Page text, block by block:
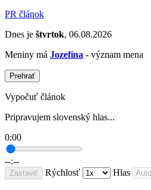
PR článok
Dnes je štvrtok, 06.08.2026
Meniny má Jozefína - význam mena
Prehrať
Vypočuť článok
Pripravujem slovenský hlas...
0:00
--:--
Zastaviť Rýchlosť Hlas